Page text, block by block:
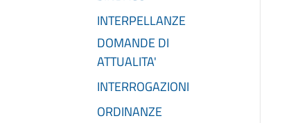
INTERPELLANZE
DOMANDE DI
ATTUALITA'
INTERROGAZIONI
ORDINANZE